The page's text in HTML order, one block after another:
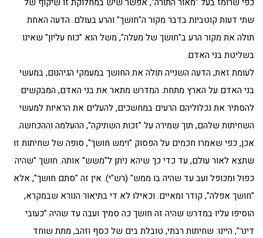
שתי דעות קוטביות בדבר מקור ה"חושך" והרע בעולם. הדעה האחת
תולה את מקור הרע ב"חושך של מעלה", משל הוא "כוח עליון" שאינו
בשליטת בני האדם.
לעומת זאת, הדעה השנייה תולה את החושך במעמקי הגיהנום, במעשי
בני האדם על הארץ מתחת. המדרש מתאר את בני האדם, המבקשים
להסתיר את נכלוליהם הרעים במחשכים, להעלים את הראיות למעשי
השחיתות שלהם, תוך שמירה על "זכות השתיקה", ההעלמה וההכחשה.
אכן, כפי שאמרו חכמים על הפסוק "וימש חושך", סופה של שחיתות זו
שתצא לאור עולם, עד כדי כך שיהא ניתן ל"משש" אותה. חושך "שהיה
כפול ומכופל ועב עד שהיה בו ממש" (רש"י). אין זה "סתם חושך", אלא
"חושך אפלה", קודר ומאיים. וכאילו לא די בתיאור הנורא שבמקרא,
הוסיפו עליו במדרש שהיה זה חושך כה סמיך ועבה עד שהיה "כעובי
דינר", היינו: שחיתות רבתי, טובלת בים של כסף וזהב, מתת שוחד